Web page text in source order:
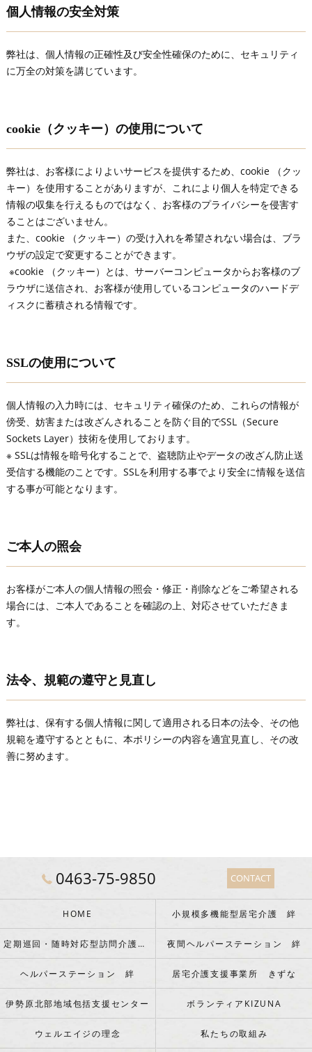
個人情報の安全対策
弊社は、個人情報の正確性及び安全性確保のために、セキュリティ
に万全の対策を講じています。
cookie（クッキー）の使用について
弊社は、お客様によりよいサービスを提供するため、cookie （クッ
キー）を使用することがありますが、これにより個人を特定できる
情報の収集を行えるものではなく、お客様のプライバシーを侵害す
ることはございません。
また、cookie （クッキー）の受け入れを希望されない場合は、ブラ
ウザの設定で変更することができます。
※cookie （クッキー）とは、サーバーコンピュータからお客様のブ
ラウザに送信され、お客様が使用しているコンピュータのハードデ
ィスクに蓄積される情報です。
SSLの使用について
個人情報の入力時には、セキュリティ確保のため、これらの情報が
傍受、妨害または改ざんされることを防ぐ目的でSSL（Secure
Sockets Layer）技術を使用しております。
※ SSLは情報を暗号化することで、盗聴防止やデータの改ざん防止送
受信する機能のことです。SSLを利用する事でより安全に情報を送信
する事が可能となります。
ご本人の照会
お客様がご本人の個人情報の照会・修正・削除などをご希望される
場合には、ご本人であることを確認の上、対応させていただきま
す。
法令、規範の遵守と見直し
弊社は、保有する個人情報に関して適用される日本の法令、その他
規範を遵守するとともに、本ポリシーの内容を適宜見直し、その改
善に努めます。
0463-75-9850 CONTACT
HOME 小規模多機能型居宅介護 絆
定期巡回・随時対応型訪問介護看護 絆 夜間ヘルパーステーション 絆
ヘルパーステーション 絆 居宅介護支援事業所 きずな
伊勢原北部地域包括支援センター ボランティアKIZUNA
ウェルエイジの理念 私たちの取組み